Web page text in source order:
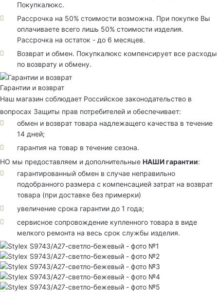
Покупкалюкс.
Рассрочка на 50% стоимости возможна. При покупке Вы
оплачиваете всего лишь 50% стоимости изделия.
Рассрочка на остаток - до 6 месяцев.
Возврат и обмен. Покупкалюкс компенсирует все расходы
по возврату и обмену.
Гарантии и возврат
Наш магазин соблюдает Российское законодательство в
вопросах Защиты прав потребителей и обеспечивает:
обмен и возврат товара надлежащего качества в течение
14 дней;
гарантия на товар в течение сезона.
НО мы предоставляем и дополнительные НАШИ гарантии:
гарантированный обмен в случае неправильно
подобранного размера с компенсацией затрат на возврат
товара (при доставке без примерки)
увеличение срока гарантии до 1 года;
сервисное сопровождение купленного товара в виде
мелкого ремонта на весь срок службы изделия.